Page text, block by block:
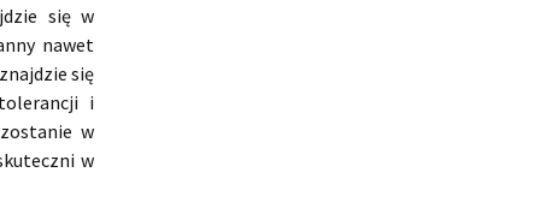
się w
nawet
się
i
w
w